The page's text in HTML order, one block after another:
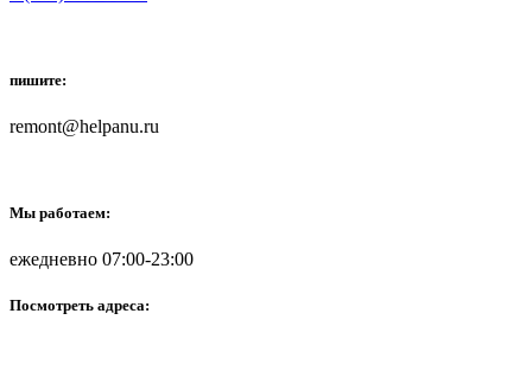
пишите:
remont@helpanu.ru
Мы работаем:
ежедневно 07:00-23:00
Посмотреть адреса: